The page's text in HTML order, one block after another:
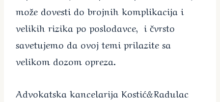
može dovesti do brojnih komplikacija i
velikih rizika po poslodavce, i čvrsto
savetujemo da ovoj temi prilazite sa
velikom dozom opreza.
Advokatska kancelarija Kostić&Radulac